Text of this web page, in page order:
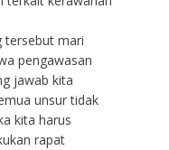
tersebut mari
pengawasan
jawab kita
unsur tidak
kita harus
rapat